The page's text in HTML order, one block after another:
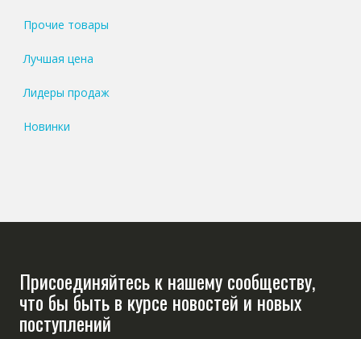
Прочие товары
Лучшая цена
Лидеры продаж
Новинки
Присоединяйтесь к нашему сообществу,
что бы быть в курсе новостей и новых
поступлений